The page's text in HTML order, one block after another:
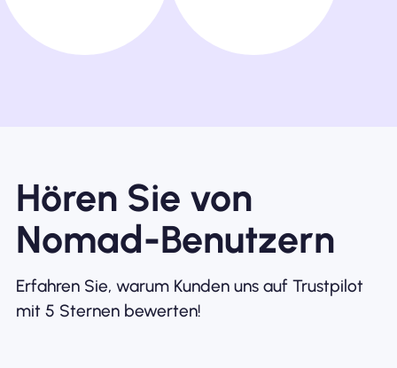
Hören Sie von
Nomad-Benutzern
Erfahren Sie, warum Kunden uns auf Trustpilot
mit 5 Sternen bewerten!